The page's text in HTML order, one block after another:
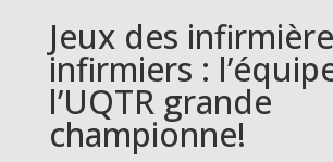
Jeux des
infirmiers :
l’UQTR grande
championne!